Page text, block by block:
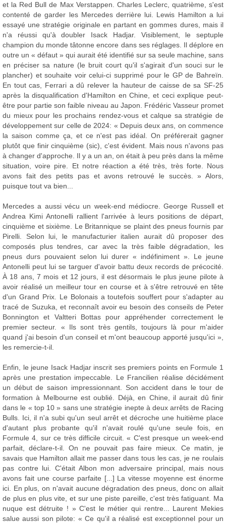
et la Red Bull de Max Verstappen. Charles Leclerc, quatrième, s'est
contenté de garder les Mercedes derrière lui. Lewis Hamilton a lui
essayé une stratégie originale en partant en gommes dures, mais il
n'a réussi qu'à doubler Isack Hadjar. Visiblement, le septuple
champion du monde tâtonne encore dans ses réglages. Il déplore en
outre un « défaut » qui aurait été identifié sur sa seule machine, sans
en préciser sa nature (le bruit court qu'il s'agirait d'un souci sur le
plancher) et souhaite voir celui-ci supprimé pour le GP de Bahreïn.
En tout cas, Ferrari a dû relever la hauteur de caisse de sa SF-25
après la disqualification d'Hamilton en Chine, et ceci explique peut-
être pour partie son faible niveau au Japon. Frédéric Vasseur promet
du mieux pour les prochains rendez-vous et calque sa stratégie de
développement sur celle de 2024: « Depuis deux ans, on commence
la saison comme ça, et ce n'est pas idéal. On préférerait gagner
plutôt que finir cinquième (sic), c'est évident. Mais nous n'avons pas
à changer d'approche. Il y a un an, on était à peu près dans la même
situation, voire pire. Et notre réaction a été très, très forte. Nous
avons fait des petits pas et avons retrouvé le succès. » Alors,
puisque tout va bien...
Mercedes a aussi vécu un week-end médiocre. George Russell et
Andrea Kimi Antonelli rallient l'arrivée à leurs positions de départ,
cinquième et sixième. Le Britannique se plaint des pneus fournis par
Pirelli. Selon lui, le manufacturier italien aurait dû proposer des
composés plus tendres, car avec la très faible dégradation, les
pneus durs pouvaient selon lui durer « indéfiniment ». Le jeune
Antonelli peut lui se targuer d'avoir battu deux records de précocité.
À 18 ans, 7 mois et 12 jours, il est désormais le plus jeune pilote à
avoir réalisé un meilleur tour en course et à s'être retrouvé en tête
d'un Grand Prix. Le Bolonais a toutefois souffert pour s'adapter au
tracé de Suzuka, et reconnaît avoir eu besoin des conseils de Peter
Bonnington et Valtteri Bottas pour appréhender correctement le
premier secteur. « Ils sont très gentils, toujours là pour m'aider
quand j'ai besoin d'un conseil et m'ont beaucoup apporté jusqu'ici »,
les remercie-t-il.
Enfin, le jeune Isack Hadjar inscrit ses premiers points en Formule 1
après une prestation impeccable. Le Francilien réalise décidément
un début de saison impressionnant. Son accident dans le tour de
formation à Melbourne est oublié. Déjà, en Chine, il aurait dû finir
dans le « top 10 » sans une stratégie inepte à deux arrêts de Racing
Bulls. Ici, il n'a subi qu'un seul arrêt et décroche une huitième place
d'autant plus probante qu'il n'avait roulé qu'une seule fois, en
Formule 4, sur ce très difficile circuit. « C'est presque un week-end
parfait, déclare-t-il. On ne pouvait pas faire mieux. Ce matin, je
savais que Hamilton allait me passer dans tous les cas, je ne roulais
pas contre lui. C'était Albon mon adversaire principal, mais nous
avons fait une course parfaite [...] La vitesse moyenne est énorme
ici. En plus, on n'avait aucune dégradation des pneus, donc on allait
de plus en plus vite, et sur une piste pareille, c'est très fatiguant. Ma
nuque est détruite ! » C'est le métier qui rentre... Laurent Mekies
salue aussi son pilote: « Ce qu'il a réalisé est exceptionnel pour un